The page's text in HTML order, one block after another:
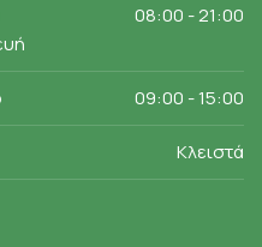
08:00 - 21:00
09:00 - 15:00
Κλειστά